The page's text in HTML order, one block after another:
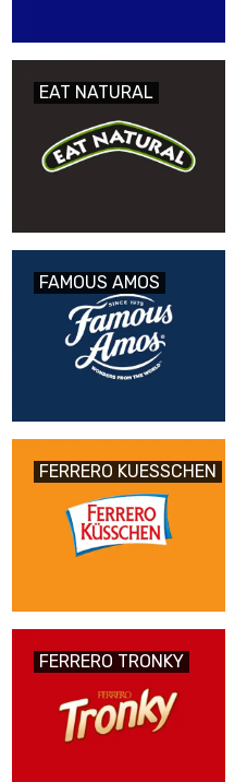
EAT NATURAL
FAMOUS AMOS
FERRERO KUESSCHEN
FERRERO TRONKY